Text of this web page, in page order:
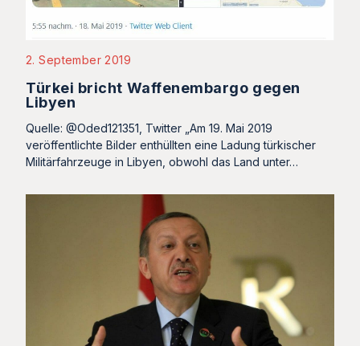
2. September 2019
Türkei bricht Waffenembargo gegen
Libyen
Quelle: @Oded121351, Twitter „Am 19. Mai 2019
veröffentlichte Bilder enthüllten eine Ladung türkischer
Militärfahrzeuge in Libyen, obwohl das Land unter…